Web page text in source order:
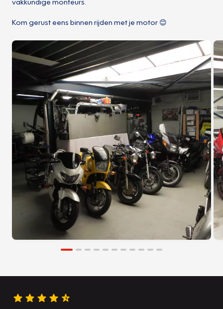
Kom gerust eens binnen rijden met je motor 😊